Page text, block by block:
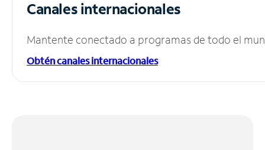
Canales internacionales
Mantente conectado a programas de todo el
Obtén canales internacionales